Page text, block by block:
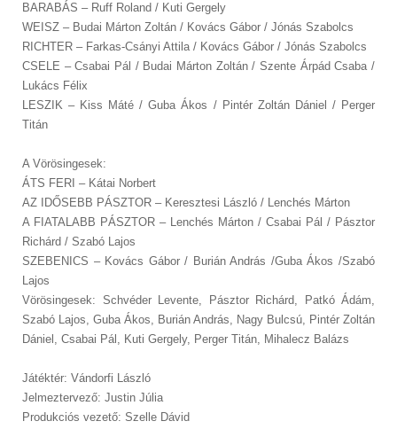
BARABÁS – Ruff Roland / Kuti Gergely
WEISZ – Budai Márton Zoltán / Kovács Gábor / Jónás Szabolcs
RICHTER – Farkas-Csányi Attila / Kovács Gábor / Jónás Szabolcs
CSELE – Csabai Pál / Budai Márton Zoltán / Szente Árpád Csaba /
Lukács Félix
LESZIK – Kiss Máté / Guba Ákos / Pintér Zoltán Dániel / Perger
Titán
A Vörösingesek:
ÁTS FERI – Kátai Norbert
AZ IDŐSEBB PÁSZTOR – Keresztesi László / Lenchés Márton
A FIATALABB PÁSZTOR – Lenchés Márton / Csabai Pál / Pásztor
Richárd / Szabó Lajos
SZEBENICS – Kovács Gábor / Burián András /Guba Ákos /Szabó
Lajos
Vörösingesek: Schvéder Levente, Pásztor Richárd, Patkó Ádám,
Szabó Lajos, Guba Ákos, Burián András, Nagy Bulcsú, Pintér Zoltán
Dániel, Csabai Pál, Kuti Gergely, Perger Titán, Mihalecz Balázs
Játéktér: Vándorfi László
Jelmeztervező: Justin Júlia
Produkciós vezető: Szelle Dávid